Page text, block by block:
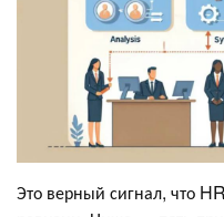
Это верный сигнал, что